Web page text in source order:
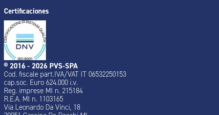
Certificaciones
® 2016 - 2026 PVS-SPA
Cod. fiscale part.IVA/VAT IT 06532250153
cap.soc. Euro 624.000 i.v.
Reg. imprese MI n. 215184
R.E.A. MI n. 1103165
Via Leonardo Da Vinci, 18